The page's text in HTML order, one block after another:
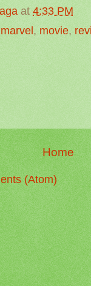
at 4:33 PM
marvel, movie,
Home
(Atom)